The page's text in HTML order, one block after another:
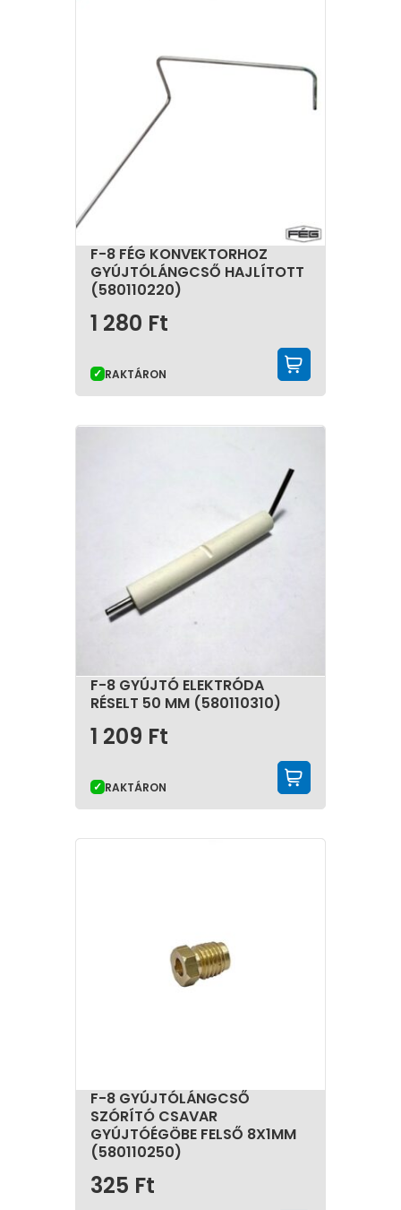
F-8 FÉG KONVEKTORHOZ
GYÚJTÓLÁNGCSŐ HAJLÍTOTT
(580110220)
1 280 Ft
RAKTÁRON
F-8 GYÚJTÓ ELEKTRÓDA
RÉSELT 50 MM (580110310)
1 209 Ft
RAKTÁRON
F-8 GYÚJTÓLÁNGCSŐ
SZÓRÍTÓ CSAVAR
GYÚJTÓÉGÖBE FELSŐ 8X1MM
(580110250)
325 Ft